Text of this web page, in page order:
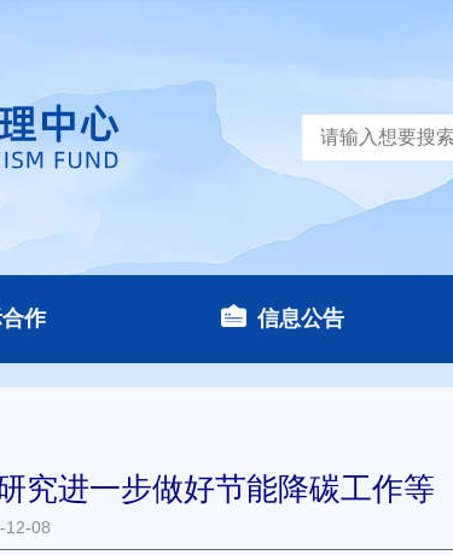
作 信息公告
究进一步做好节能降碳工作等
12-08